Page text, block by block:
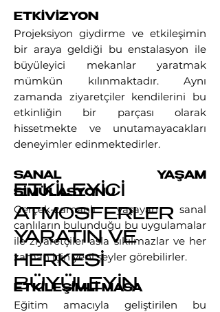
ETKİVİZYON
Projeksiyon giydirme ve etkileşimin
bir araya geldiği bu enstalasyon ile
büyüleyici mekanlar yaratmak
mümkün kılınmaktadır. Aynı
zamanda ziyaretçiler kendilerini bu
etkinliğin bir parçası olarak
hissetmekte ve unutamayacakları
deneyimler edinmektedirler.
SANAL YAŞAM
SİMÜLASYONU
Gerçek-zamanlı yaşayan sanal
canlıların bulunduğu bu uygulamalar
ile ziyaretçiler asla sıkılmazlar ve her
zaman için yeni şeyler görebilirler.
ETKİLEŞİMLİ MASA
Eğitim amacıyla geliştirilen bu
ETKİLEYİCİ
ATMOSFERLER
YARATIN VE
HERKESİ
BÜYÜLEYİN.